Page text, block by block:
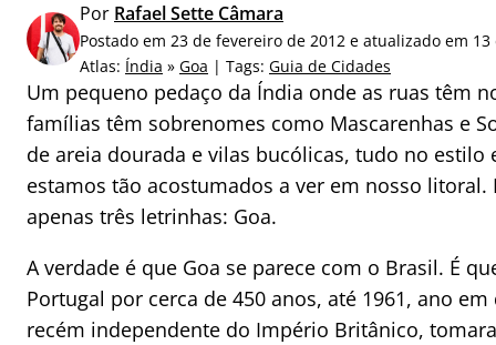
i
s
r
p
o
r
:
Por Rafael Sette Câmara
Postado em 23 de fevereiro de 2012 e atualizado em
Atlas: Índia » Goa | Tags: Guia de Cidades
Um pequeno pedaço da Índia onde as ruas têm
famílias têm sobrenomes como Mascarenhas e
de areia dourada e vilas bucólicas, tudo no estilo
estamos tão acostumados a ver em nosso litoral.
apenas três letrinhas: Goa.
A verdade é que Goa se parece com o Brasil. É
Portugal por cerca de 450 anos, até 1961, ano
recém independente do Império Britânico,